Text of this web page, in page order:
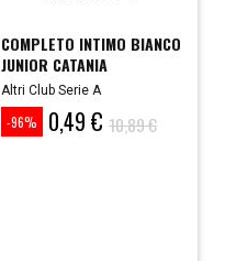
COMPLETO INTIMO BIANCO
JUNIOR CATANIA
Altri Club Serie A
-96%
Prezzo0,49 €
Prezzo
base
10,89 €